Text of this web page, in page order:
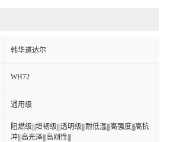
韩华道达尔
WH72
通用级
阻燃级|||增韧级|||透明级|||耐低温|||高强度|||高抗
冲|||高光泽|||高刚性|||